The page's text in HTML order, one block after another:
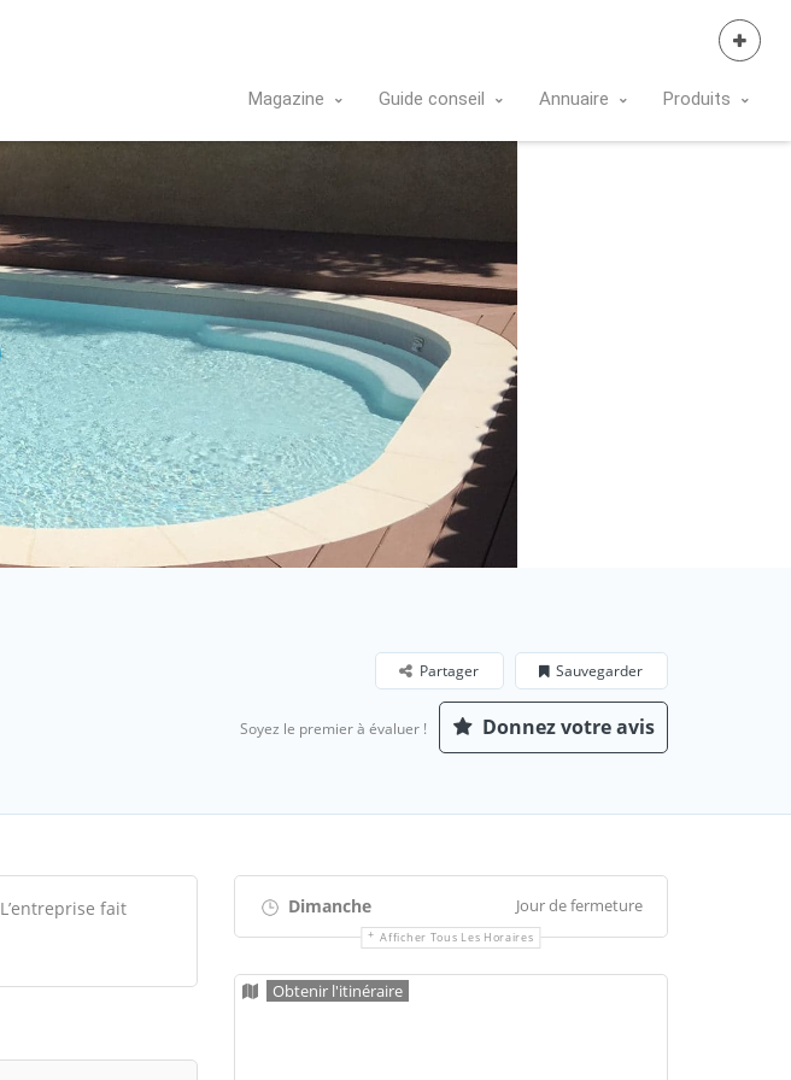
Magazine Guide conseil Annuaire Produits
Sauvegarder
Partager
Soyez le premier à évaluer ! Donnez votre avis
L’entreprise fait
Dimanche Jour de fermeture
Afficher Tous Les Horaires
Obtenir l'itinéraire